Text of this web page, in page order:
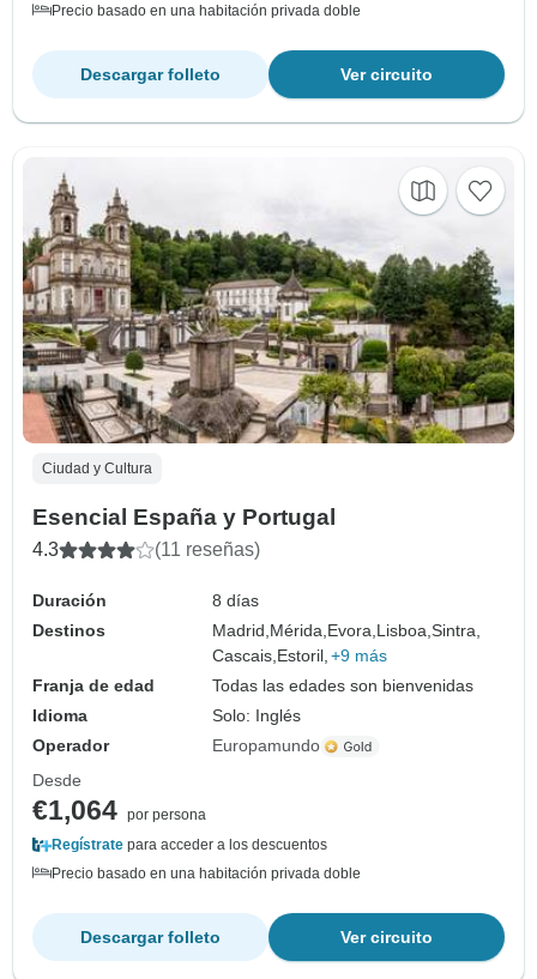
Precio basado en una habitación privada doble
Ver circuito
Descargar folleto
Ciudad y Cultura
Esencial España y Portugal
4.3 (11 reseñas)
Duración
8 días
Destinos
Madrid, Mérida, Evora, Lisboa,Sintra,
Cascais, Estoril, +9 más
Franja de edad
Todas las edades son bienvenidas
Idioma
Solo: Inglés
Operador
Europamundo
Desde
€1,064 por persona
Regístrate para acceder a los descuentos
Precio basado en una habitación privada doble
Ver circuito
Descargar folleto